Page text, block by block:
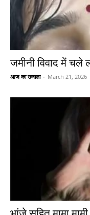
जमीनी विवाद में चले
आज का उजाला - March 21, 2026